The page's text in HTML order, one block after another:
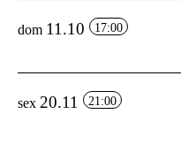
dom 11.10 17:00
sex 20.11 21:00